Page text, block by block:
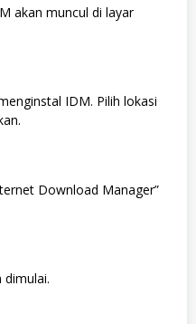
akan muncul di layar
IDM. Pilih lokasi
Download Manager”
dimulai.